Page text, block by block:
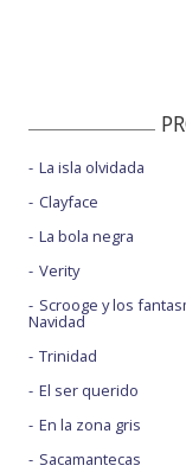
La isla olvidada
Clayface
La bola negra
Verity
Scrooge y los
Navidad
Trinidad
El ser querido
En la zona gris
Sacamantecas